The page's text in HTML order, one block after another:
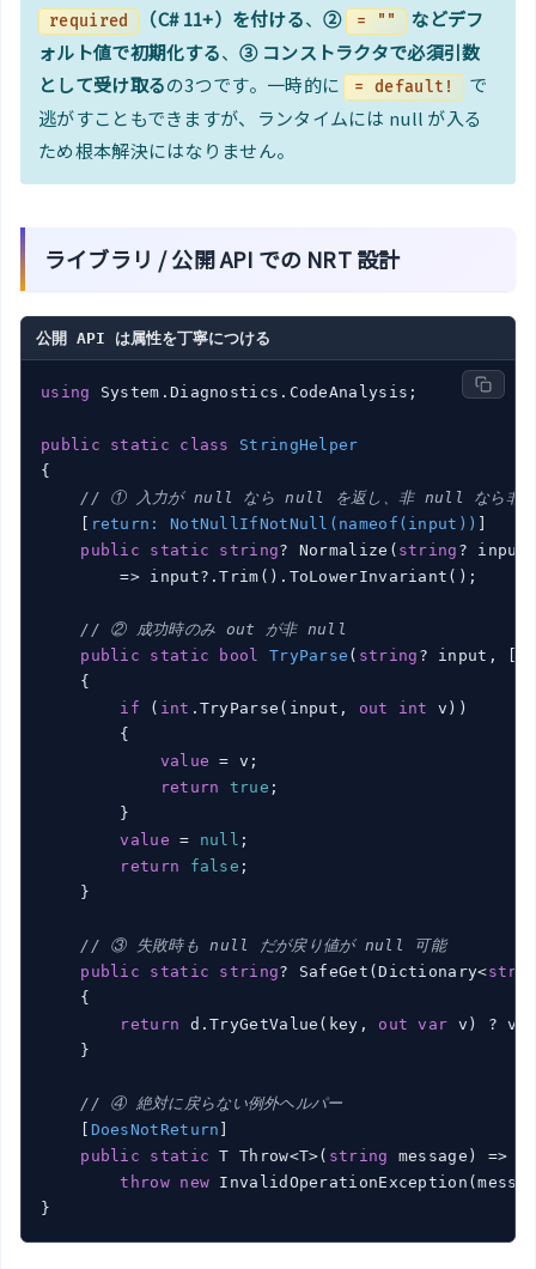
required （C# 11+）を付ける、② = ""
などデフ
ォルト値で初期化する、③ コンストラクタで必須引数
として受け取るの3つです。一時的に = default!
で
逃がすこともできますが、ランタイムには null が入る
ため根本解決にはなりません。
ライブラリ / 公開 API での NRT 設計
公開 API は属性を丁寧につける
using System.Diagnostics.CodeAnalysis;
public static class
StringHelper
{
// ① 入力が null なら null を返し、非 null なら非
return: NotNullIfNotNull(nameof(input))
public
static string? Normalize( string ?
        => input?.Trim().ToLowerInvariant();
// ② 成功時のみ out が非 null
public
static bool TryParse ( string ? input,
    {
if ( int .TryParse(input, out int
v))
        {
value = v;
return
true ;
        }
value = null ;
return
false ;
    }
// ③ 失敗時も null だが戻り値が null 可能
public
static string? SafeGet(Dictionary<
    {
return d.TryGetValue(key, out var v) ? v
    }
// ④ 絶対に戻らない例外ヘルパー
DoesNotReturn
public
static T Throw<T>( string
message) =>
throw
new